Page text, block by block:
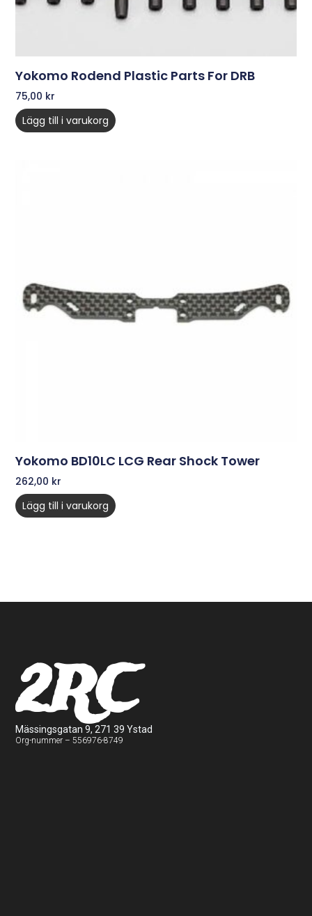
Yokomo Rodend Plastic Parts For DRB
75,00 kr
Lägg till i varukorg
Yokomo BD10LC LCG Rear Shock Tower
262,00 kr
Lägg till i varukorg
2RC
Mässingsgatan 9, 271 39 Ystad
Org-nummer – 556976-8749